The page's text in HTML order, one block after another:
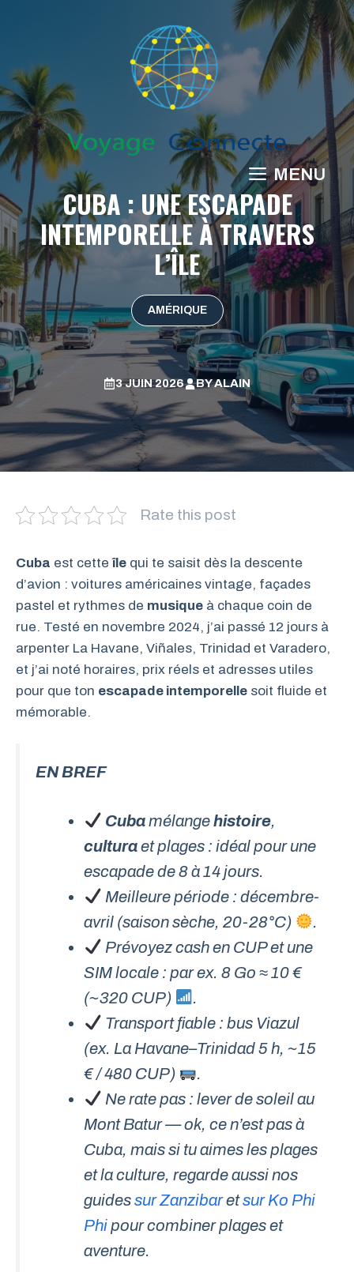
MENU
CUBA : UNE ESCAPADE
INTEMPORELLE À TRAVERS
L’ÎLE
AMÉRIQUE
3 JUIN 2026 BYALAIN
Rate this post
Cuba est cetteîle qui te saisit dès la descente
d’avion : voitures américaines vintage, façades
pastel et rythmes de musique à chaque coin de
rue. Testé en novembre 2024, j’ai passé 12 jours à
arpenter La Havane, Viñales, Trinidad et Varadero,
et j’ai noté horaires, prix réels et adresses utiles
pour que ton escapade intemporelle soit fluide et
mémorable.
EN BREF
Cubamélangehistoire,
culturaet plages : idéal pour une
escapade de 8 à 14 jours.
Meilleure période : décembre-
avril (saison sèche, 20-28°C)
.
Prévoyez cash en CUP et une
SIM locale : par ex. 8 Go ≈ 10 €
(~320 CUP)
.
Transport fiable : bus Viazul
(ex. La Havane–Trinidad 5 h, ~15
€ / 480 CUP)
.
Ne rate pas : lever de soleil au
Mont Batur — ok, ce n’est pas à
Cuba, mais si tu aimes les plages
et la culture, regarde aussi nos
guidessur Zanzibaretsur Ko Phi
Phipour combiner plages et
aventure.